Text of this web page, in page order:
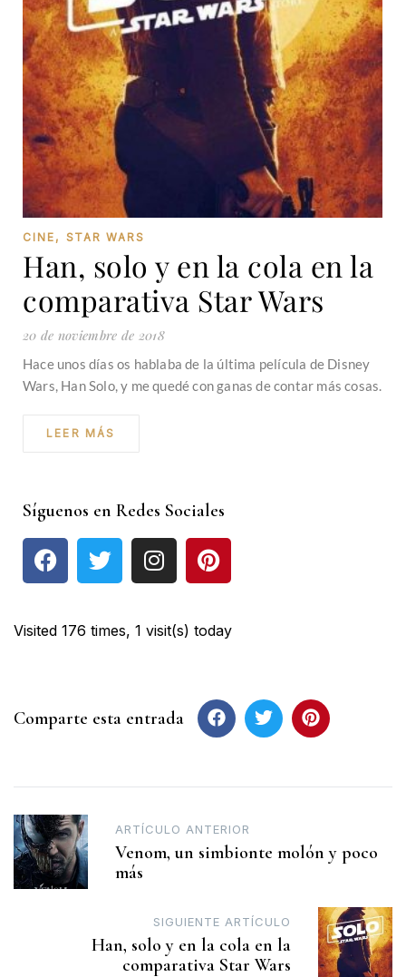
CINE , STAR WARS
Han, solo y en la cola en la
comparativa Star Wars
20 de noviembre de 2018
Hace unos días os hablaba de la última película de Disney
Wars, Han Solo, y me quedé con ganas de contar más cosas.
LEER MÁS
Síguenos en Redes Sociales
Visited 176 times, 1 visit(s) today
Comparte esta entrada
ARTÍCULO ANTERIOR
Venom, un simbionte molón y poco
más
SIGUIENTE ARTÍCULO
Han, solo y en la cola en la
comparativa Star Wars